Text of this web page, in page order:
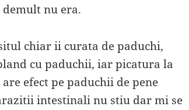
nu era.
chiar ii curata de paduchi,
cu paduchii, iar picatura la
efect pe paduchii de pene
intestinali nu stiu dar mi se